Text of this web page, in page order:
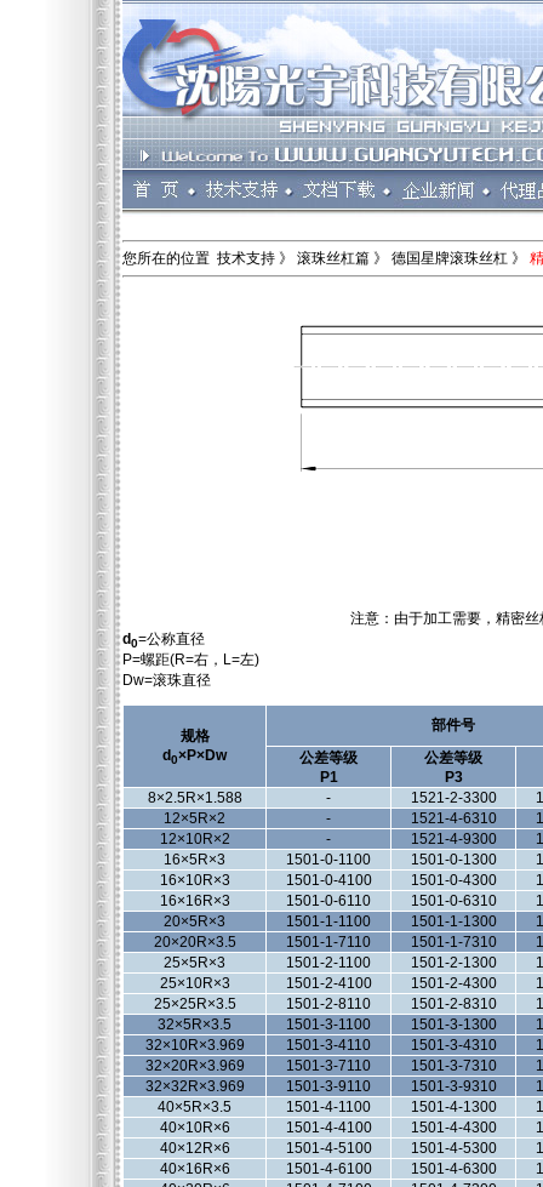
您所在的位置 技术支持 》 滚珠丝杠篇 》 德国星牌滚珠丝杠 》
注意：由于加工需要，精密
d0=公称直径
P=螺距(R=右，L=左)
Dw=滚珠直径
规格
d0×P×Dw
部件号
公差等级
P1
公差等级
P3
8×2.5R×1.588
- 1521-2-3300
12×5R×2
- 1521-4-6310
12×10R×2
- 1521-4-9300
16×5R×3
1501-0-1100 1501-0-1300
16×10R×3
1501-0-4100 1501-0-4300
16×16R×3
1501-0-6110 1501-0-6310
20×5R×3
1501-1-1100 1501-1-1300
20×20R×3.5
1501-1-7110 1501-1-7310
25×5R×3
1501-2-1100 1501-2-1300
25×10R×3
1501-2-4100 1501-2-4300
25×25R×3.5
1501-2-8110 1501-2-8310
32×5R×3.5
1501-3-1100 1501-3-1300
32×10R×3.969
1501-3-4110 1501-3-4310
32×20R×3.969
1501-3-7110 1501-3-7310
32×32R×3.969
1501-3-9110 1501-3-9310
40×5R×3.5
1501-4-1100 1501-4-1300
40×10R×6
1501-4-4100 1501-4-4300
40×12R×6
1501-4-5100 1501-4-5300
40×16R×6
1501-4-6100 1501-4-6300